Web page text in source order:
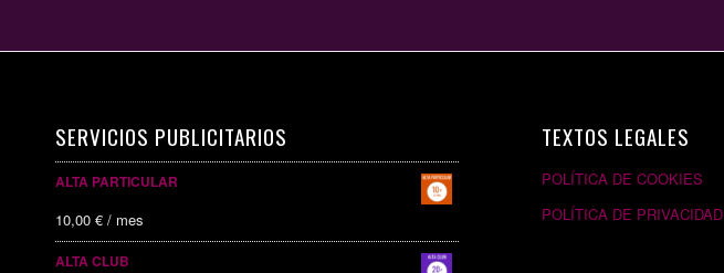
SERVICIOS PUBLICITARIOS
ALTA PARTICULAR
10,00 € / mes
ALTA CLUB
TEXTOS LEGALES
POLÍTICA DE COOKIES
POLÍTICA DE PRIVACIDAD